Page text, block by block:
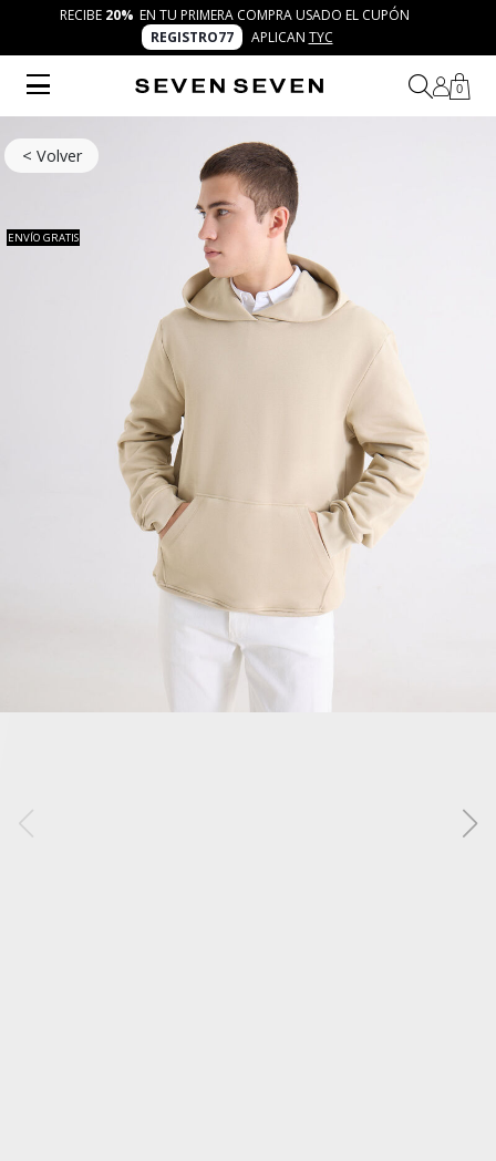
RECIBE 20% EN TU PRIMERA COMPRA USADO EL CUPÓN
REGISTRO77
APLICAN TYC
0
< Volver
ENVÍO GRATIS